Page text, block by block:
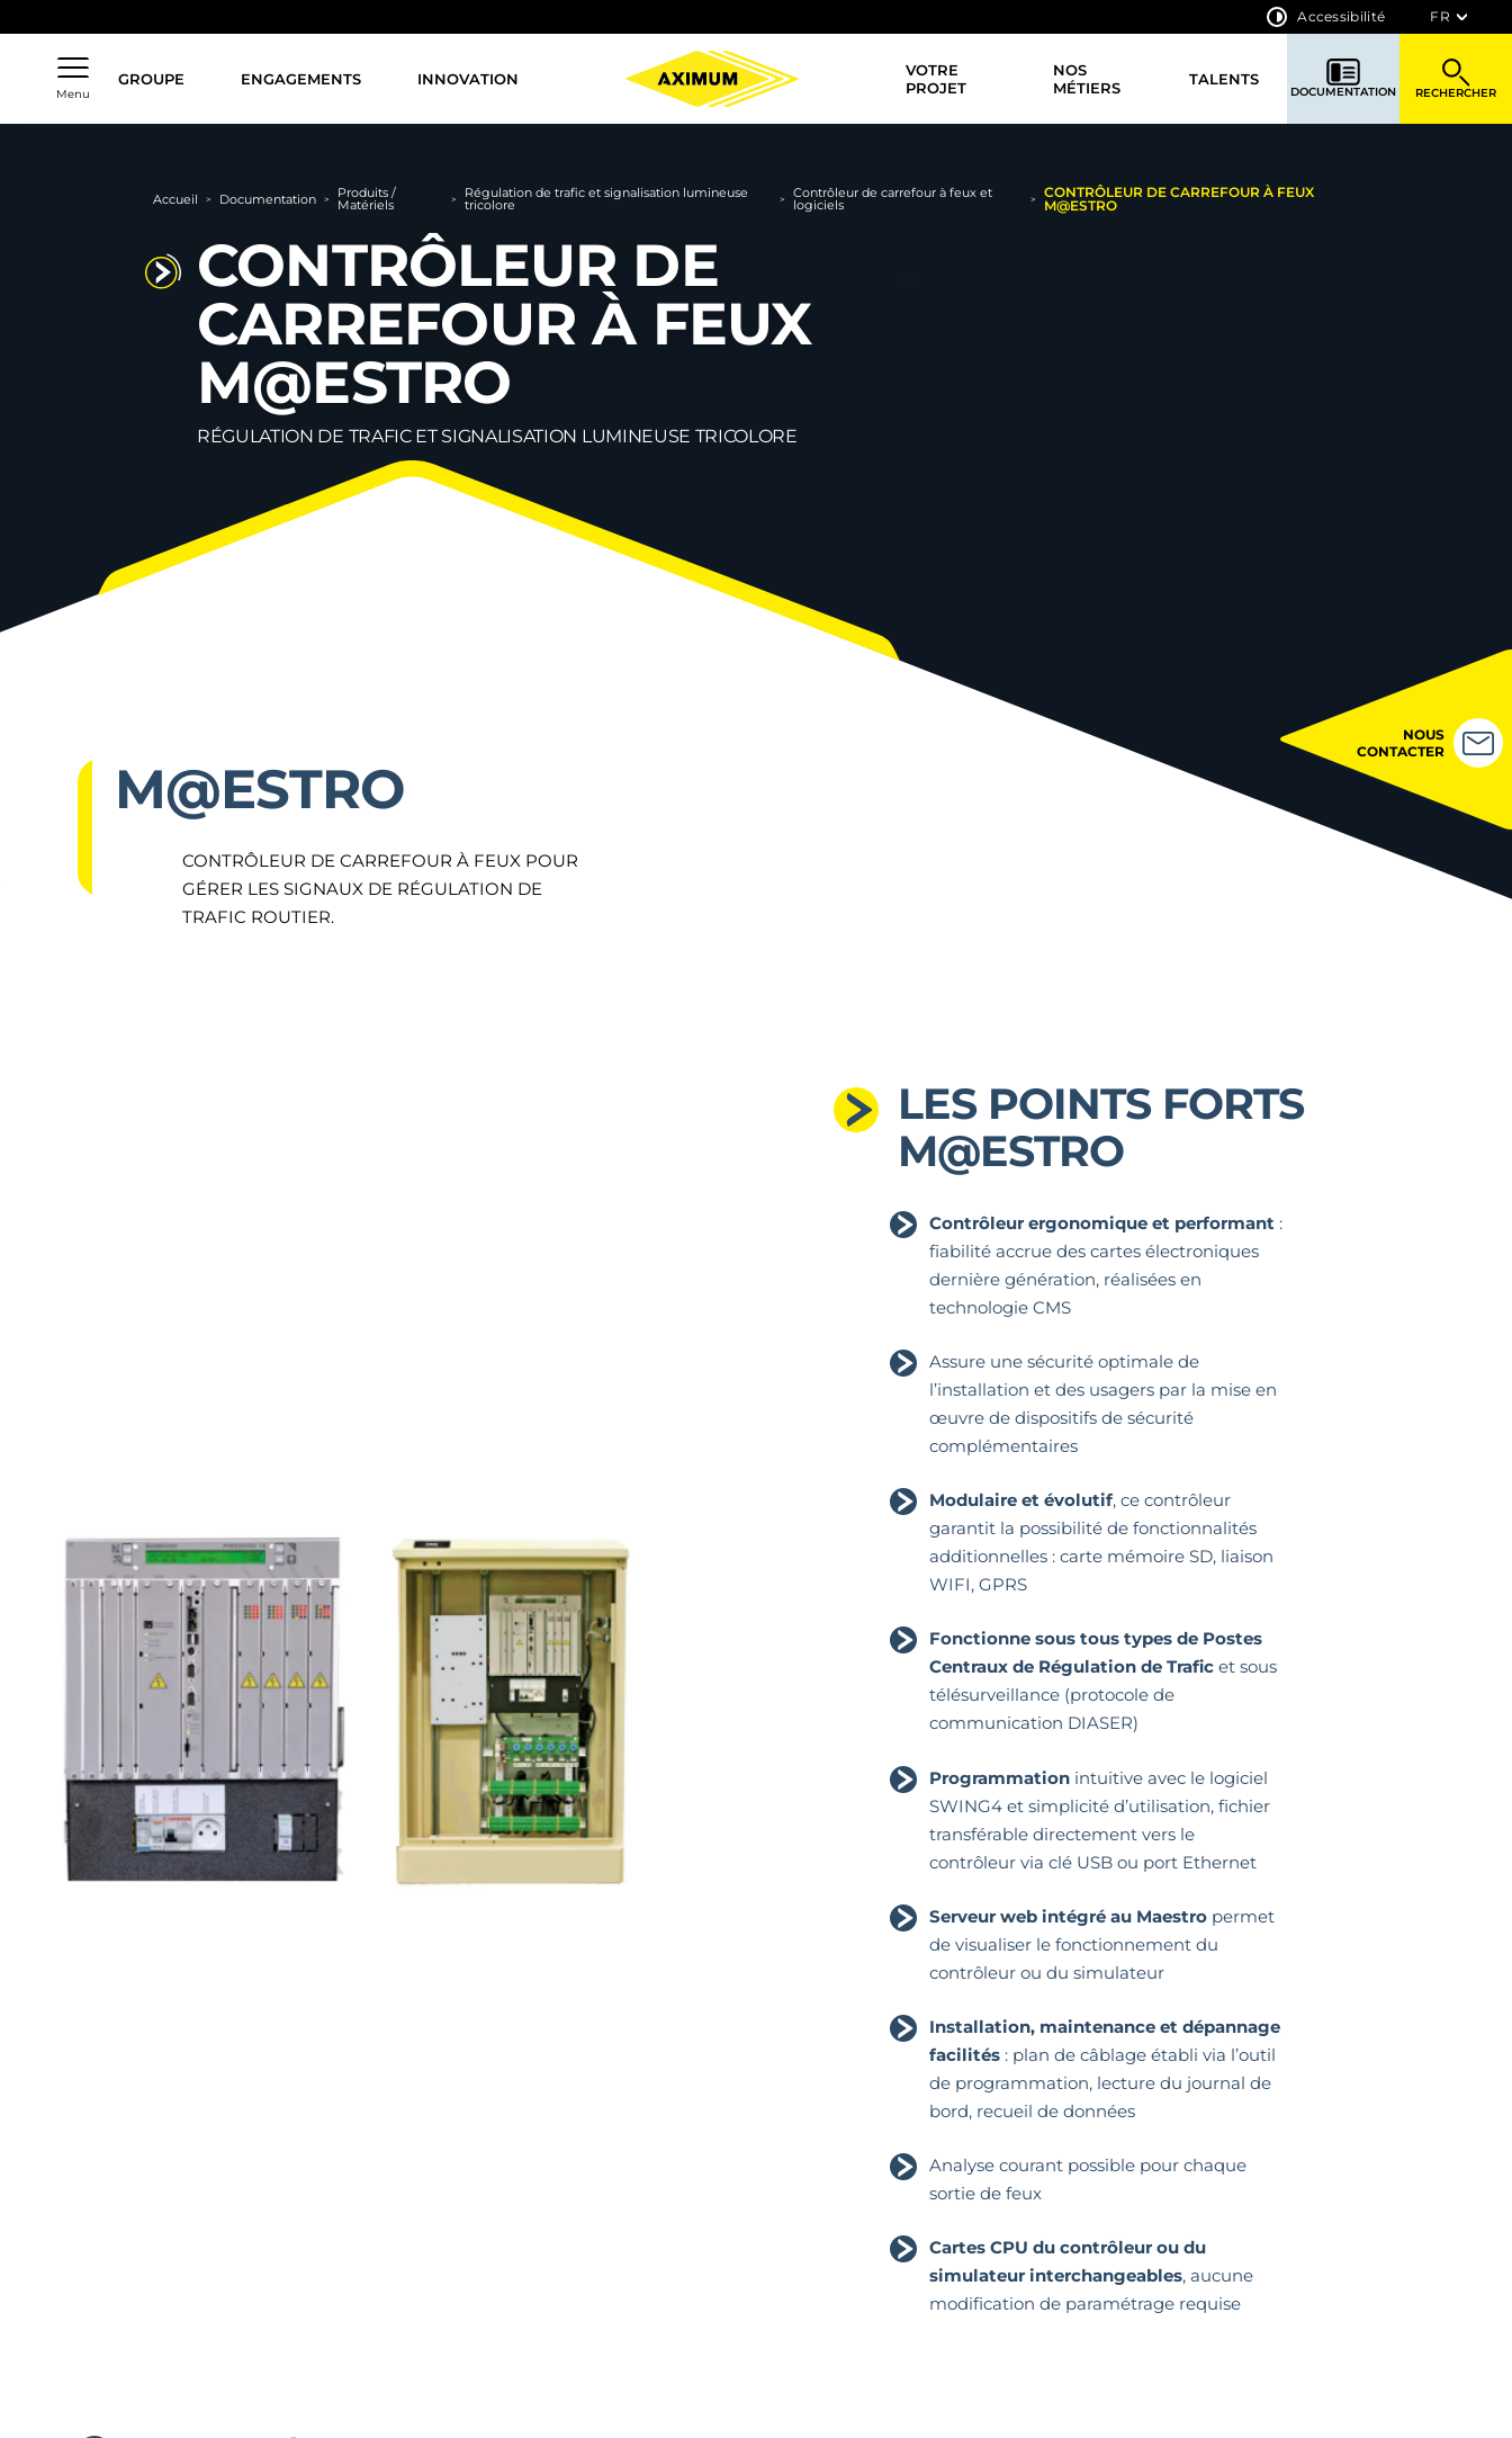
au
contenu
principal
Accessibilité FR
Menu
Navigation
principale
GROUPE ENGAGEMENTS INNOVATION
VOTRE
PROJET
NOS
MÉTIERS
TALENTS
DOCUMENTATION RECHERCHER
Fil
Accueil > Documentation > Produits /
Matériels > Régulation de trafic et signalisation lumineuse
tricolore > Contrôleur de carrefour à feux et
logiciels >
CONTRÔLEUR DE CARREFOUR À FEUX
M@ESTRO
CONTRÔLEUR DE
CARREFOUR À FEUX
M@ESTRO
RÉGULATION DE TRAFIC ET SIGNALISATION LUMINEUSE TRICOLORE
NOUS
CONTACTER
M@ESTRO
CONTRÔLEUR DE CARREFOUR À FEUX POUR
GÉRER LES SIGNAUX DE RÉGULATION DE
TRAFIC ROUTIER.
LES POINTS FORTS
M@ESTRO
Contrôleur ergonomique et performant :
fiabilité accrue des cartes électroniques
dernière génération, réalisées en
technologie CMS
Assure une sécurité optimale de
l’installation et des usagers par la mise en
œuvre de dispositifs de sécurité
complémentaires
Modulaire et évolutif, ce contrôleur
garantit la possibilité de fonctionnalités
additionnelles : carte mémoire SD, liaison
WIFI, GPRS
Fonctionne sous tous types de Postes
Centraux de Régulation de Trafic et sous
télésurveillance (protocole de
communication DIASER)
Programmation intuitive avec le logiciel
SWING4 et simplicité d’utilisation, fichier
transférable directement vers le
contrôleur via clé USB ou port Ethernet
Serveur web intégré au Maestro permet
de visualiser le fonctionnement du
contrôleur ou du simulateur
Installation, maintenance et dépannage
facilités : plan de câblage établi via l’outil
de programmation, lecture du journal de
bord, recueil de données
Analyse courant possible pour chaque
sortie de feux
Cartes CPU du contrôleur ou du
simulateur interchangeables, aucune
modification de paramétrage requise